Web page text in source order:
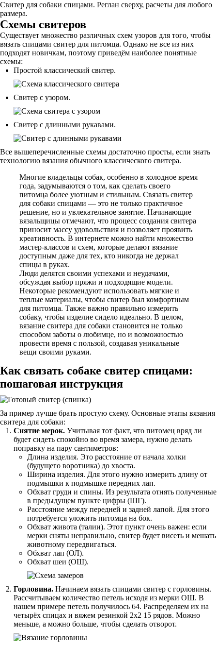
Свитер для собаки спицами. Реглан сверху, расчеты для любого
размера.
Схемы свитеров
Существует множество различных схем узоров для того, чтобы
вязать спицами свитер для питомца. Однако не все из них
подходят новичкам, поэтому приведём наиболее понятные
схемы:
Простой классический свитер.
Свитер с узором.
Свитер с длинными рукавами.
Все вышеперечисленные схемы достаточно просты, если знать
технологию вязания обычного классического свитера.
Многие владельцы собак, особенно в холодное время
года, задумываются о том, как сделать своего
питомца более уютным и стильным. Связать свитер
для собаки спицами — это не только практичное
решение, но и увлекательное занятие. Начинающие
вязальщицы отмечают, что процесс создания свитера
приносит массу удовольствия и позволяет проявить
креативность. В интернете можно найти множество
мастер-классов и схем, которые делают вязание
доступным даже для тех, кто никогда не держал
спицы в руках.
Люди делятся своими успехами и неудачами,
обсуждая выбор пряжи и подходящие модели.
Некоторые рекомендуют использовать мягкие и
теплые материалы, чтобы свитер был комфортным
для питомца. Также важно правильно измерить
собаку, чтобы изделие сидело идеально. В целом,
вязание свитера для собаки становится не только
способом заботы о любимце, но и возможностью
провести время с пользой, создавая уникальные
вещи своими руками.
Как связать собаке свитер спицами:
пошаговая инструкция
За пример лучше брать простую схему. Основные этапы вязания
свитера для собаки:
Снятие мерок. Учитывая тот факт, что питомец вряд ли
будет сидеть спокойно во время замера, нужно делать
поправку на пару сантиметров:
Длина изделия. Это расстояние от начала холки
(будущего воротника) до хвоста.
Ширина изделия. Для этого нужно измерить длину от
подмышки к подмышке передних лап.
Обхват груди и спины. Из результата отнять полученные
в предыдущем пункте цифры (ШГ).
Расстояние между передней и задней лапой. Для этого
потребуется уложить питомца на бок.
Обхват живота (талии). Этот пункт очень важен: если
мерки сняты неправильно, свитер будет висеть и мешать
животному передвигаться.
Обхват лап (ОЛ).
Обхват шеи (ОШ).
Горловина. Начинаем вязать спицами свитер с горловины.
Рассчитываем количество петель исходя из мерки ОШ. В
нашем примере петель получилось 64. Распределяем их на
четырёх спицах и вяжем резинкой 2х2 15 рядов. Можно
меньше, а можно больше, чтобы сделать отворот.